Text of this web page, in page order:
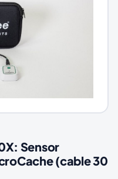
Sensor
(cable 30